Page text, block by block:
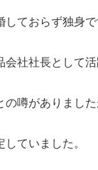
ておらず独身で
社社長として活
噂がありました
ていました。